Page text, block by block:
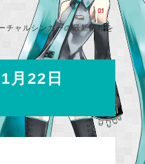
チャルシンガーの最新情報を
月22日